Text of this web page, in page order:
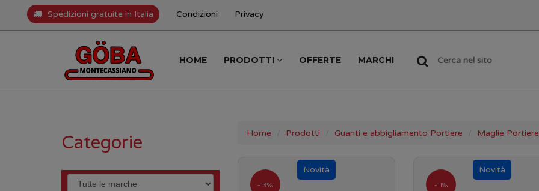
Spedizioni gratuite in Italia Condizioni Privacy
HOME PRODOTTI OFFERTE MARCHI Cerca nel sito
Home Prodotti Guanti e abbigliamento Portiere Maglie Portiere
-13% -11%
Categorie